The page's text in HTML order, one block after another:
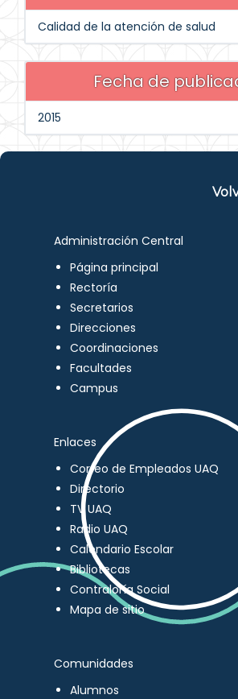
Calidad de la atención de salud
Fecha de
2015
Administración Central
Página principal
Rectoría
Secretarios
Direcciones
Coordinaciones
Facultades
Campus
Enlaces
Correo de Empleados UAQ
Directorio
TV UAQ
Radio UAQ
Calendario Escolar
Bibliotecas
Contraloría Social
Mapa de sitio
Comunidades
Alumnos